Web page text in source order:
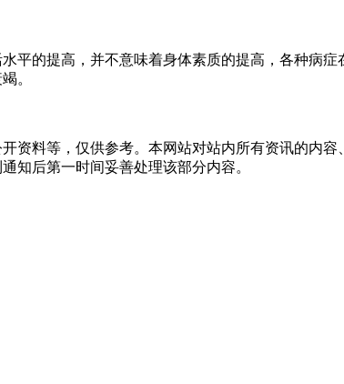
平的提高，并不意味着身体素质的提高，各种病
。
资料等，仅供参考。本网站对站内所有资讯的内
知后第一时间妥善处理该部分内容。